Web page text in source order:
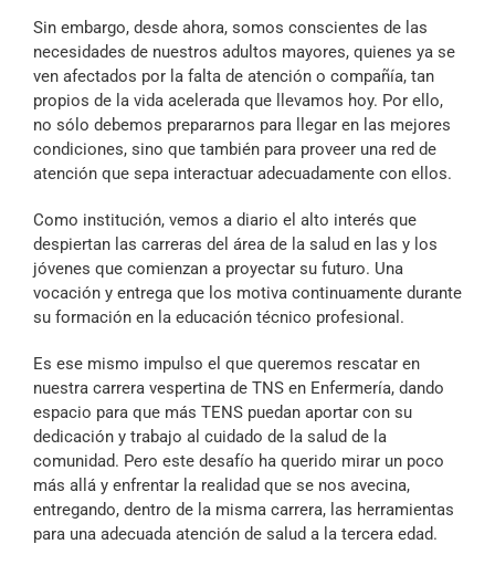
Sin embargo, desde ahora, somos conscientes de las
necesidades de nuestros adultos mayores, quienes ya se
ven afectados por la falta de atención o compañía, tan
propios de la vida acelerada que llevamos hoy. Por ello,
no sólo debemos prepararnos para llegar en las mejores
condiciones, sino que también para proveer una red de
atención que sepa interactuar adecuadamente con ellos.
Como institución, vemos a diario el alto interés que
despiertan las carreras del área de la salud en las y los
jóvenes que comienzan a proyectar su futuro. Una
vocación y entrega que los motiva continuamente durante
su formación en la educación técnico profesional.
Es ese mismo impulso el que queremos rescatar en
nuestra carrera vespertina de TNS en Enfermería, dando
espacio para que más TENS puedan aportar con su
dedicación y trabajo al cuidado de la salud de la
comunidad. Pero este desafío ha querido mirar un poco
más allá y enfrentar la realidad que se nos avecina,
entregando, dentro de la misma carrera, las herramientas
para una adecuada atención de salud a la tercera edad.